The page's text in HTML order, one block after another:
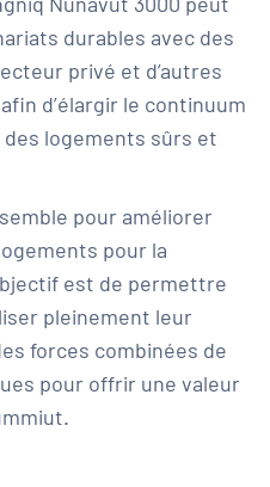
durables avec des
privé et d’autres
d’élargir le continuum
logements sûrs et
pour améliorer
pour la
est de permettre
pleinement leur
forces combinées de
pour offrir une valeur